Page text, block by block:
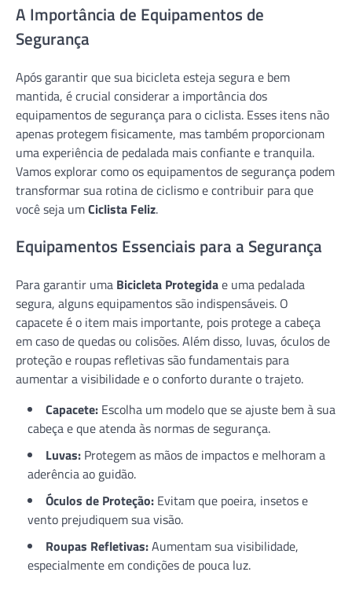
A Importância de Equipamentos de
Segurança
Após garantir que sua bicicleta esteja segura e bem
mantida, é crucial considerar a importância dos
equipamentos de segurança para o ciclista. Esses itens não
apenas protegem fisicamente, mas também proporcionam
uma experiência de pedalada mais confiante e tranquila.
Vamos explorar como os equipamentos de segurança podem
transformar sua rotina de ciclismo e contribuir para que
você seja umCiclista Feliz.
Equipamentos Essenciais para a Segurança
Para garantir uma Bicicleta Protegidae uma pedalada
segura, alguns equipamentos são indispensáveis. O
capacete é o item mais importante, pois protege a cabeça
em caso de quedas ou colisões. Além disso, luvas, óculos de
proteção e roupas refletivas são fundamentais para
aumentar a visibilidade e o conforto durante o trajeto.
Capacete: Escolha um modelo que se ajuste bem à sua
cabeça e que atenda às normas de segurança.
Luvas: Protegem as mãos de impactos e melhoram a
aderência ao guidão.
Óculos de Proteção: Evitam que poeira, insetos e
vento prejudiquem sua visão.
Roupas Refletivas:Aumentam sua visibilidade,
especialmente em condições de pouca luz.